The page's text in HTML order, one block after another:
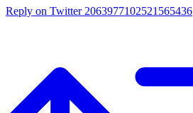
Reply on Twitter 2063977102521565436